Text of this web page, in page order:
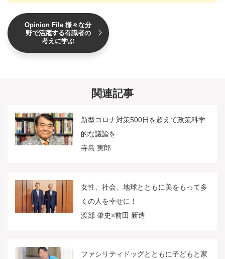
Opinion File 様々な分
野で活躍する有識者の
考えに学ぶ
関連記事
新型コロナ対策500日を超えて政策科学
的な議論を
寺島 実郎
女性、社会、地球とともに美をもって多
くの人を幸せに！
渡部 肇史×前田 新造
ファシリティドッグとともに子どもと家